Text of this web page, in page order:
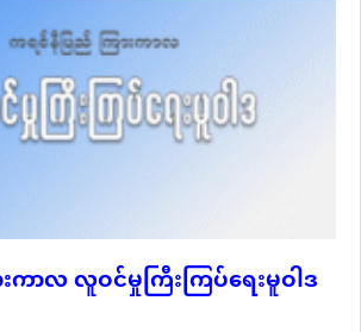
ကာလ လူဝင်မှုကြီးကြပ်ရေးမူဝါဒ